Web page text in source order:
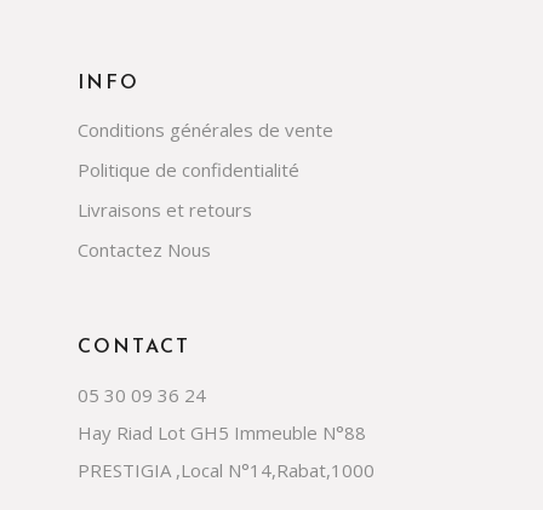
CONTACT
05 30 09 36 24
Hay Riad Lot GH5 Immeuble N°88
PRESTIGIA ,Local N°14,Rabat,1000
INFO
Conditions générales de vente
Politique de confidentialité
Livraisons et retours
Contactez Nous